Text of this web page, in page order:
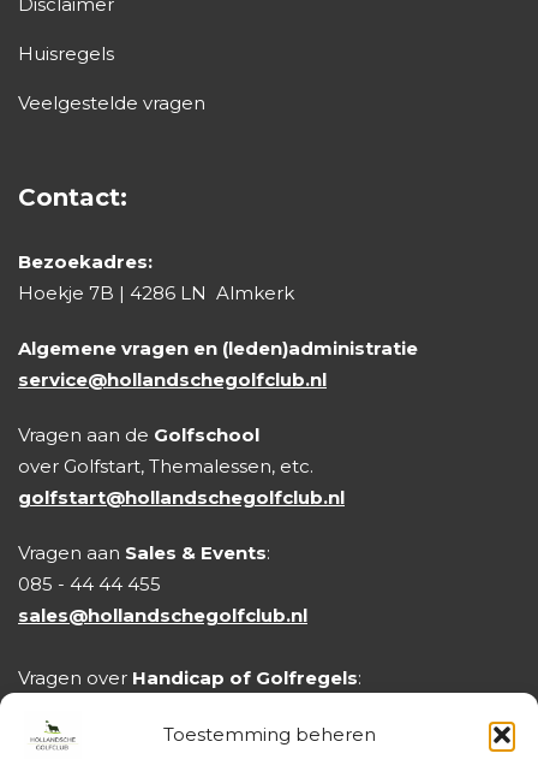
Toestemming beheren
Disclaimer
Huisregels
Veelgestelde vragen
Contact:
Bezoekadres:
Hoekje 7B | 4286 LN Almkerk
Algemene vragen en (leden)administratie
service@hollandschegolfclub.nl
Vragen aan de Golfschool
over Golfstart, Themalessen, etc.
golfstart@hollandschegolfclub.nl
Vragen aan Sales & Events:
085 - 44 44 455
sales@hollandschegolfclub.nl
Vragen over Handicap of Golfregels: